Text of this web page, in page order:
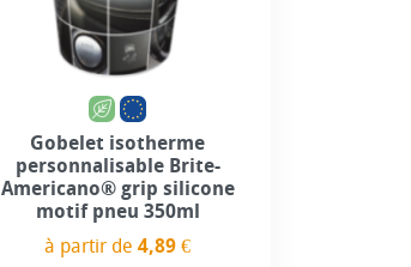
Gobelet isotherme
personnalisable Brite-
Americano® grip silicone
motif pneu 350ml
à partir de4,89 €